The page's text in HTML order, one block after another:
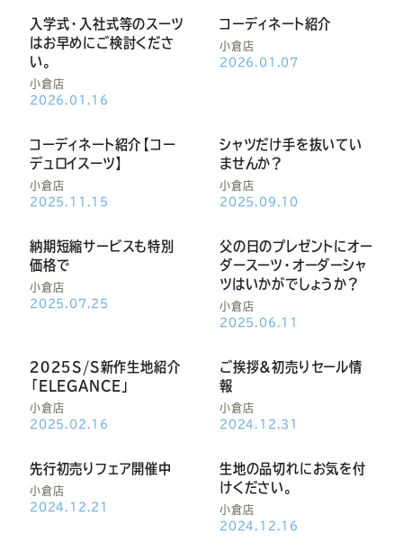
式
Youtube
式 式
式 式
入学式・入社式等のスーツ
はお早めにご検討くださ
い。
小倉店
2026.01.16
コーディネート紹介
小倉店
2026.01.07
コーディネート紹介【コー
デュロイスーツ】
小倉店
2025.11.15
シャツだけ手を抜いてい
ませんか？
小倉店
2025.09.10
納期短縮サービスも特別
価格で
小倉店
2025.07.25
父の日のプレゼントにオー
ダースーツ・オーダーシャ
ツはいかがでしょうか？
小倉店
2025.06.11
２０２５S/S新作生地紹介
「ELEGANCE」
小倉店
2025.02.16
ご挨拶&初売りセール情
報
小倉店
2024.12.31
先行初売りフェア開催中
小倉店
2024.12.21
生地の品切れにお気を付
けください。
小倉店
2024.12.16